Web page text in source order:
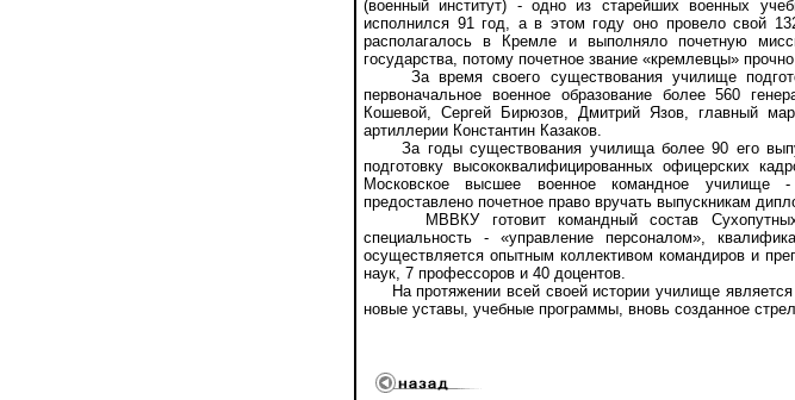
(военный институт) - одно из старейших военных
исполнился 91 год, а в этом году оно провело свой
располагалось в Кремле и выполняло почетную
государства, потому почетное звание «кремлевцы»
За время своего существования училище
первоначальное военное образование более 560
Кошевой, Сергей Бирюзов, Дмитрий Язов, главный
артиллерии Константин Казаков.
За годы существования училища более 90 его
подготовку высококвалифицированных офицерских
Московское высшее военное командное училище -
предоставлено почетное право вручать выпускникам
МВВКУ готовит командный состав Сухопутных
специальность - «управление персоналом»,
осуществляется опытным коллективом командиров и
наук, 7 профессоров и 40 доцентов.
На протяжении всей своей истории училище является
новые уставы, учебные программы, вновь созданное